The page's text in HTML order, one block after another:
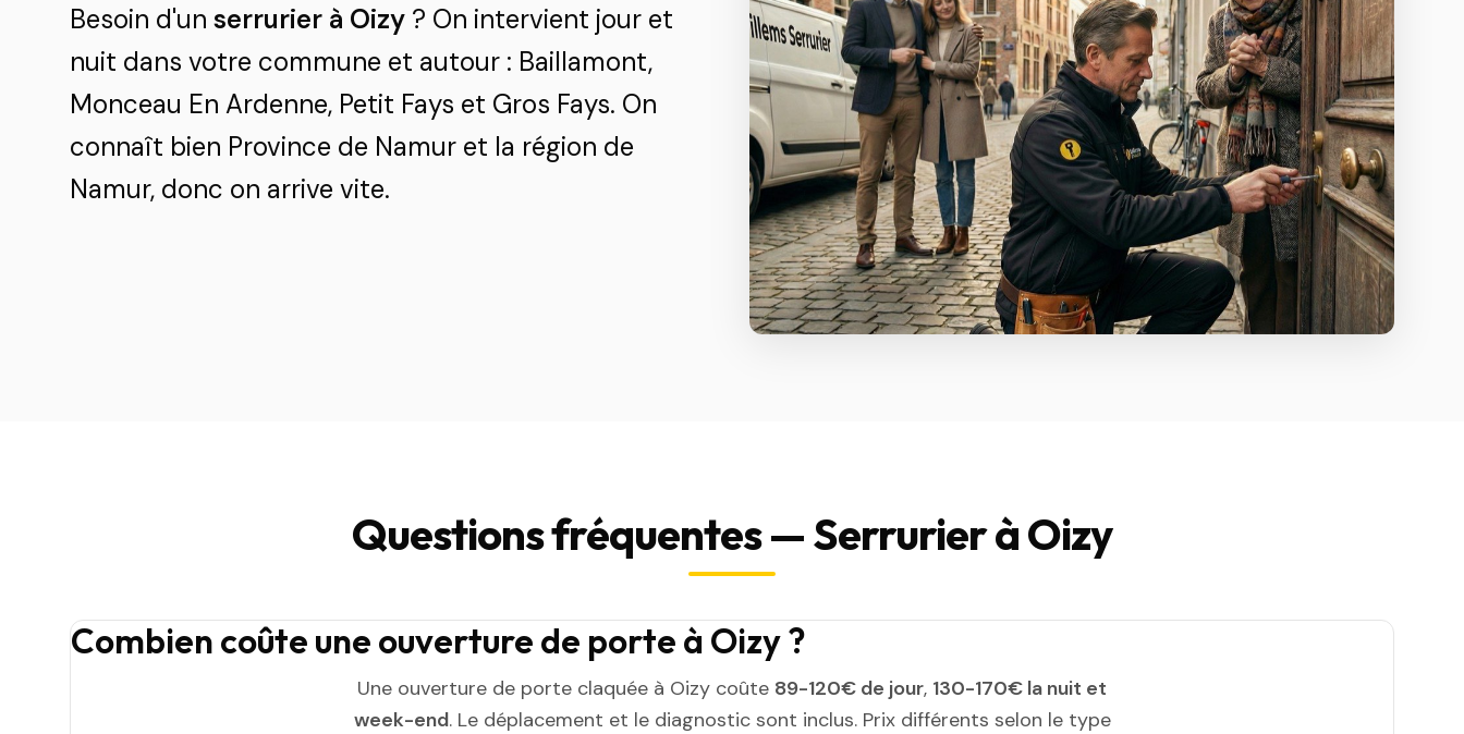
Besoin d'un serrurier à Oizy ? On intervient jour et
nuit dans votre commune et autour : Baillamont,
Monceau En Ardenne, Petit Fays et Gros Fays. On
connaît bien Province de Namur et la région de
Namur, donc on arrive vite.
Questions fréquentes — Serrurier à Oizy
Combien coûte une ouverture de porte à Oizy ?
Une ouverture de porte claquée à Oizy coûte 89-120€ de jour, 130-170€ la nuit et
week-end. Le déplacement et le diagnostic sont inclus. Prix différents selon le type